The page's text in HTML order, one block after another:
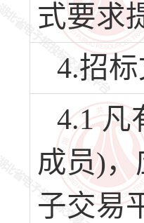
式要求
4.招
4.1 凡
成员)
子交易